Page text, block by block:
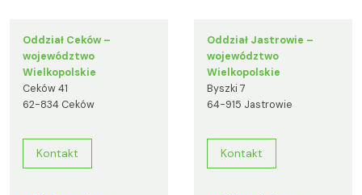
Oddział Ceków –
województwo
Wielkopolskie
Ceków 41
62-834 Ceków
Kontakt
Oddział Jastrowie –
województwo
Wielkopolskie
Byszki 7
64-915 Jastrowie
Kontakt